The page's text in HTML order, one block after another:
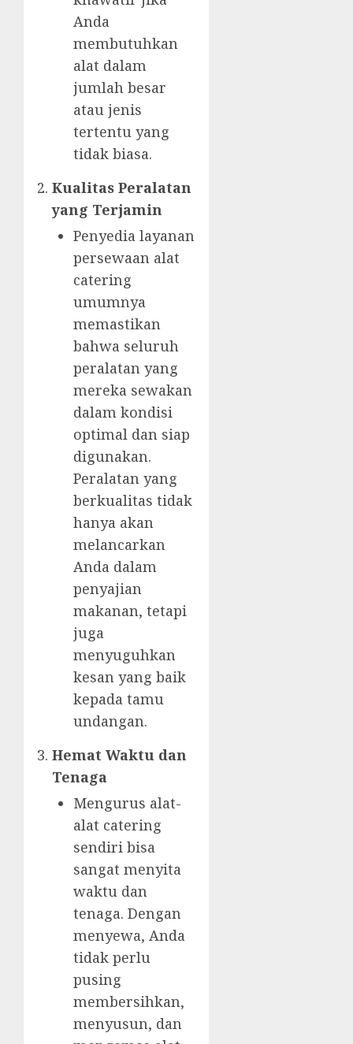
Anda
membutuhkan
alat dalam
jumlah besar
atau jenis
tertentu yang
tidak biasa.
Kualitas Peralatan
yang Terjamin
Penyedia layanan
persewaan alat
catering
umumnya
memastikan
bahwa seluruh
peralatan yang
mereka sewakan
dalam kondisi
optimal dan siap
digunakan.
Peralatan yang
berkualitas tidak
hanya akan
melancarkan
Anda dalam
penyajian
makanan, tetapi
juga
menyuguhkan
kesan yang baik
kepada tamu
undangan.
Hemat Waktu dan
Tenaga
Mengurus alat-
alat catering
sendiri bisa
sangat menyita
waktu dan
tenaga. Dengan
menyewa, Anda
tidak perlu
pusing
membersihkan,
menyusun, dan